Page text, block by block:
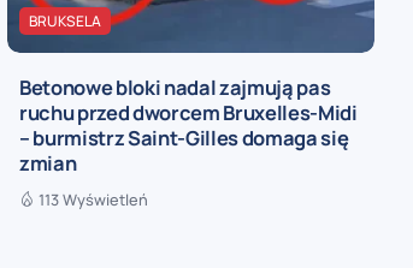
BRUKSELA
Betonowe bloki nadal zajmują pas
ruchu przed dworcem Bruxelles-Midi
– burmistrz Saint-Gilles domaga się
zmian
113 Wyświetleń